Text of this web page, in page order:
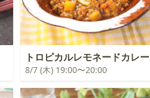
トロピカルレモネードカレー
8/7 (木) 19:00〜20:00